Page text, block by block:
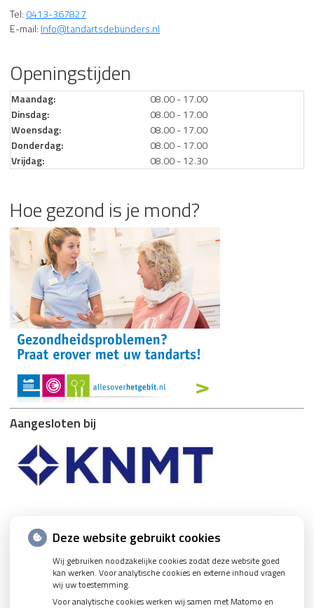
Tel: 0413-367827
E-mail: Info@tandartsdebunders.nl
Openingstijden
Maandag:
08.00 - 17.00
Dinsdag:
08.00 - 17.00
Woensdag:
08.00 - 17.00
Donderdag:
08.00 - 17.00
Vrijdag:
08.00 - 12.30
Hoe gezond is je mond?
Aangesloten bij
Nieuws
Let op: valse Infomedics-mails over openstaande rekening
Tanden bleken? Laat het veilig doen!
Deze website gebruikt cookies
Wij gebruiken noodzakelijke cookies zodat deze website goed
kan werken. Voor analytische cookies en externe inhoud vragen
wij uw toestemming.
Voor analytische cookies werken wij samen met Matomo en